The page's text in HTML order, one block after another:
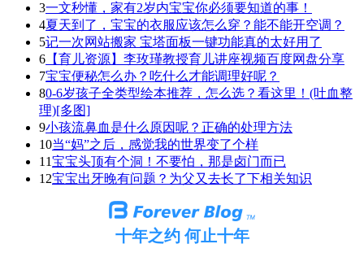
3一文秒懂，家有2岁内宝宝你必须要知道的事！
4夏天到了，宝宝的衣服应该怎么穿？能不能开空调？
5记一次网站搬家 宝塔面板一键功能真的太好用了
6 【育儿资源】李玫瑾教授育儿讲座视频百度网盘分享
7宝宝便秘怎么办？吃什么才能调理好呢？
80-6岁孩子全类型绘本推荐，怎么选？看这里！(吐血整
理)[多图]
9小孩流鼻血是什么原因呢？正确的处理方法
10当“妈”之后，感觉我的世界变了个样
11宝宝头顶有个洞！不要怕，那是卤门而已
12宝宝出牙晚有问题？为父又去长了下相关知识
十年之约 何止十年